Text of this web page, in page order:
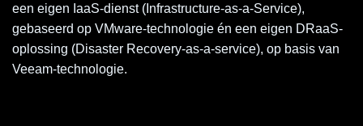
een eigen IaaS-dienst (Infrastructure-as-a-Service),
gebaseerd op VMware-technologie én een eigen DRaaS-
oplossing (Disaster Recovery-as-a-service), op basis van
Veeam-technologie.